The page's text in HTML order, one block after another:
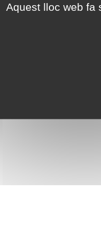
Aquest lloc web fa